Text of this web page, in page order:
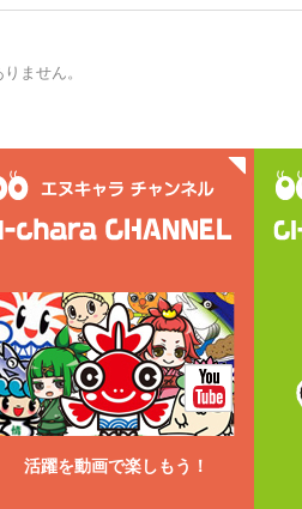
ません。
活躍を動画で楽しもう！